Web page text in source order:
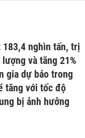
183,4 nghìn tấn, trị
và tăng 21%
gia dự báo trong
tăng với tốc độ
bị ảnh hưởng